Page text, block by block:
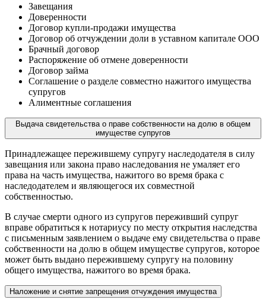
Завещания
Доверенности
Договор купли-продажи имущества
Договор об отчуждении доли в уставном капитале ООО
Брачный договор
Распоряжение об отмене доверенности
Договор займа
Соглашение о разделе совместно нажитого имущества
супругов
Алиментные соглашения
Выдача свидетельства о праве собственности на долю в общем
имуществе супругов
Принадлежащее пережившему супругу наследодателя в силу
завещания или закона право наследования не умаляет его
права на часть имущества, нажитого во время брака с
наследодателем и являющегося их совместной
собственностью.
В случае смерти одного из супругов переживший супруг
вправе обратиться к нотариусу по месту открытия наследства
с письменным заявлением о выдаче ему свидетельства о праве
собственности на долю в общем имуществе супругов, которое
может быть выдано пережившему супругу на половину
общего имущества, нажитого во время брака.
Наложение и снятие запрещения отчуждения имущества